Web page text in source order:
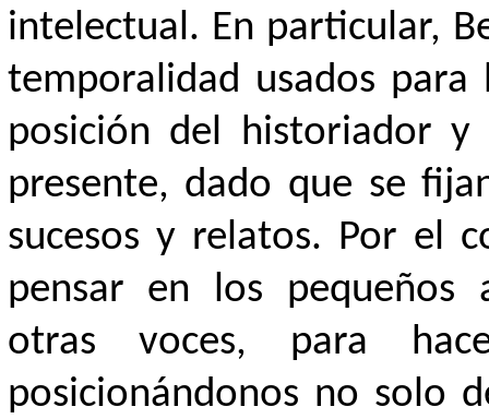
intelectual. En particular,
temporalidad usados
posición del historiador
presente, dado que se
sucesos y relatos. Por el
pensar en los pequeños
otras voces, para
posicionándonos no solo